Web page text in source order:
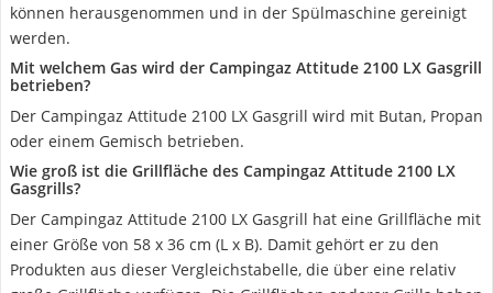
können herausgenommen und in der Spülmaschine gereinigt
werden.
Mit welchem Gas wird der Campingaz Attitude 2100 LX Gasgrill
betrieben?
Der Campingaz Attitude 2100 LX Gasgrill wird mit Butan, Propan
oder einem Gemisch betrieben.
Wie groß ist die Grillfläche des Campingaz Attitude 2100 LX
Gasgrills?
Der Campingaz Attitude 2100 LX Gasgrill hat eine Grillfläche mit
einer Größe von 58 x 36 cm (L x B). Damit gehört er zu den
Produkten aus dieser Vergleichstabelle, die über eine relativ